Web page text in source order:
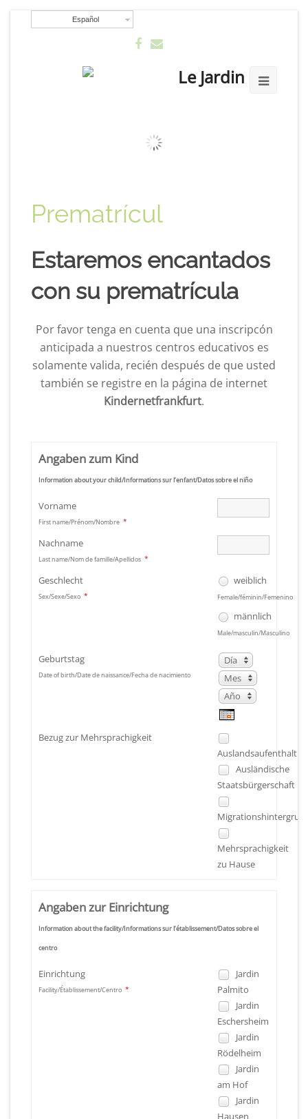
Español
Prematrícul
Estaremos encantados
con su prematrícula
Por favor tenga en cuenta que una inscripcón
anticipada a nuestros centros educativos es
solamente valida, recién después de que usted
también se registre en la página de internet
Kindernetfrankfurt.
Angaben zum Kind
Information about your child/Informations sur l‘enfant/Datos sobre el niño
Vorname
First name/Prénom/Nombre *
Nachname
Last name/Nom de famille/Apellidos *
Geschlecht
Sex/Sexe/Sexo *
weiblich
Female/féminin/Femenino
männlich
Male/masculin/Masculino
Geburtstag
Date of birth/Date de naissance/Fecha de nacimiento
DíaDía
Mes
Año
Bezug zur Mehrsprachigkeit
Auslandsaufenthalt
Ausländische
Staatsbürgerschaft
Mehrsprachigkeit
zu Hause
Angaben zur Einrichtung
Information about the facility/Informations sur l’établissement/Datos sobre el
centro
Einrichtung
Facility/Établissement/Centro *
Jardin
Palmito
Jardin
Eschersheim
Jardin
Rödelheim
Jardin
am Hof
Jardin
Hausen